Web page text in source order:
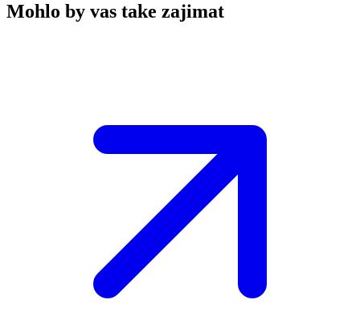
Mohlo by vas take zajimat